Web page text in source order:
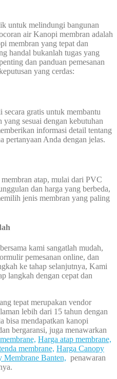
untuk melindungi bangunan
air Kanopi membran adalah
membran yang tepat dan
handal bukanlah tugas yang
dan panduan pemesanan
yang cerdas:
gratis untuk membantu
sesuai dengan kebutuhan
informasi detail tentang
pertanyaan Anda dengan jelas.
atap, mulai dari PVC
dan harga yang berbeda,
jenis membran yang paling
kami sangatlah mudah,
pemesanan online, dan
ke tahap selanjutnya, Kami
langkah dengan cepat dan
tepat merupakan vendor
lebih dari 15 tahun dengan
bisa mendapatkan kanopi
bergaransi, juga menawarkan
Harga atap membrane,
membrane, Harga Canopy
Membrane Banten, penawaran